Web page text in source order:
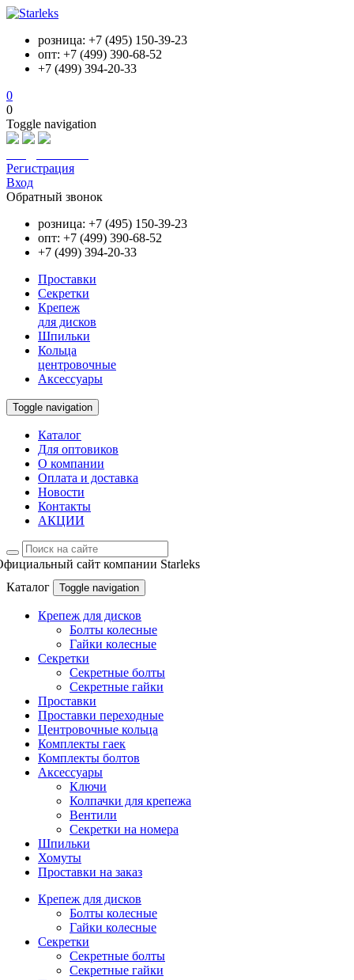
розница: +7 (495) 150-39-23
опт: +7 (499) 390-68-52
+7 (499) 394-20-33
0
0
Toggle navigation
Регистрация
Вход
Обратный звонок
розница: +7 (495) 150-39-23
опт: +7 (499) 390-68-52
+7 (499) 394-20-33
Проставки
Секретки
Крепеж
для дисков
Шпильки
Кольца
центровочные
Аксессуары
Toggle navigation
Каталог
Для оптовиков
О компании
Оплата и доставка
Новости
Контакты
АКЦИИ
сайт компании Starleks
Каталог
Toggle navigation
Крепеж для дисков
Болты колесные
Гайки колесные
Секретки
Секретные болты
Секретные гайки
Проставки
Проставки переходные
Центровочные кольца
Комплекты гаек
Комплекты болтов
Аксессуары
Ключи
Колпачки для крепежа
Вентили
Секретки на номера
Шпильки
Хомуты
Проставки на заказ
Крепеж для дисков
Болты колесные
Гайки колесные
Секретки
Секретные болты
Секретные гайки